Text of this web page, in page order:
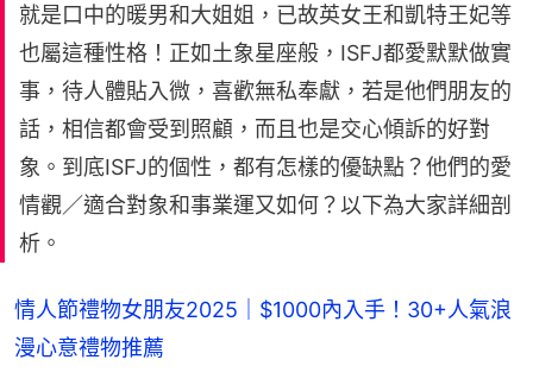
就是口中的暖男和大姐姐，已故英女王和凱特王妃等
也屬這種性格！正如土象星座般，ISFJ都愛默默做實
事，待人體貼入微，喜歡無私奉獻，若是他們朋友的
話，相信都會受到照顧，而且也是交心傾訴的好對
象。到底ISFJ的個性，都有怎樣的優缺點？他們的愛
情觀／適合對象和事業運又如何？以下為大家詳細剖
析。
情人節禮物女朋友2025｜$1000內入手！30+人氣浪
漫心意禮物推薦